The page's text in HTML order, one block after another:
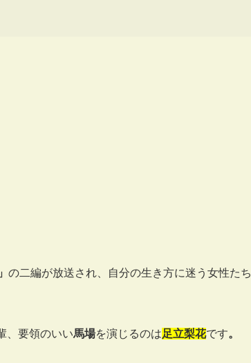
の二編が放送され、自分の生き方に迷う女性たち
、要領のいい馬場を演じるのは足立梨花です。